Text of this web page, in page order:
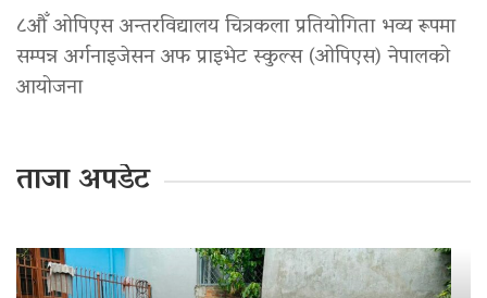
८औँ ओपिएस अन्तरविद्यालय चित्रकला प्रतियोगिता भव्य रूपमा
सम्पन्न अर्गनाइजेसन अफ प्राइभेट स्कुल्स (ओपिएस) नेपालको
आयोजना
ताजा अपडेट